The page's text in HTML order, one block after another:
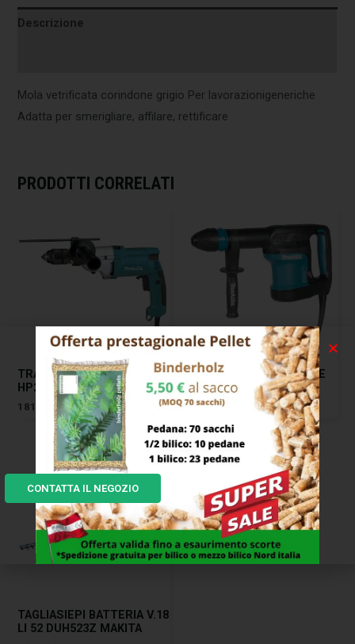
Descrizione
Mola vetrificata corindone grigio Per lavorazionigeneriche
Adatta per smerigliare, affilare, rettificare
PRODOTTI CORRELATI
TRAPANO PERCUSSIONE
HP2051FJ MAKITA
181,00 €
MARTELLO DEMOLITORE
HM0870C MAKITA
543,00€
TAGLIASIEPI BATTERIA V.18
LI 52 DUH523Z MAKITA
CONTATTA IL NEGOZIO